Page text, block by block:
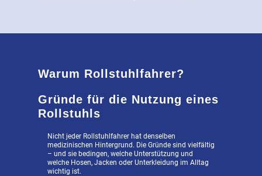
Warum Rollstuhlfahrer?
Gründe für die Nutzung eines
Rollstuhls
Nicht jeder Rollstuhlfahrer hat denselben
medizinischen Hintergrund. Die Gründe sind vielfältig
– und sie bedingen, welche Unterstützung und
welche Hosen, Jacken oder Unterkleidung im Alltag
wichtig ist.